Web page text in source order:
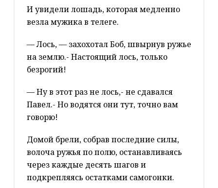
И увидели лошадь, которая медленно
везла мужика в телеге.
— Лось, — захохотал Боб, швырнув ружье
на землю.- Настоящий лось, только
безрогий!
— Ну в этот раз не лось,- не сдавался
Павел.- Но водятся они тут, точно вам
говорю!
Домой брели, собрав последние силы,
волоча ружья по полю, останавливаясь
через каждые десять шагов и
подкрепляясь остатками самогонки.